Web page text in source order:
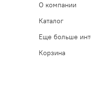
О компании
Каталог
Еще больше
Корзина